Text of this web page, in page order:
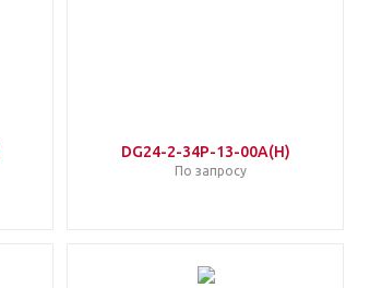
DG24-2-34P-13-00A(H)
По запросу